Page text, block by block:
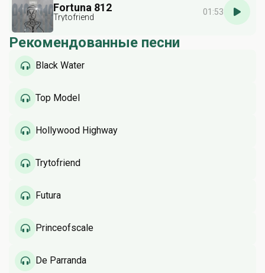
Fortuna 812
Trytofriend
01:53
Рекомендованные песни
Black Water
Top Model
Hollywood Highway
Trytofriend
Futura
Princeofscale
De Parranda